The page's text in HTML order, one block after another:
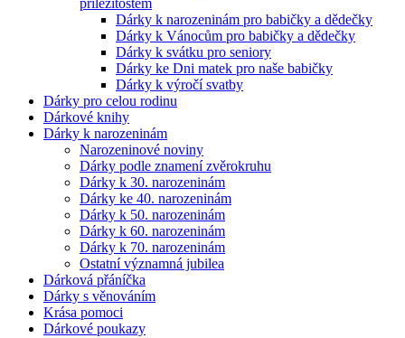
příležitostem
Dárky k narozeninám pro babičky a dědečky
Dárky k Vánocům pro babičky a dědečky
Dárky k svátku pro seniory
Dárky ke Dni matek pro naše babičky
Dárky k výročí svatby
Dárky pro celou rodinu
Dárkové knihy
Dárky k narozeninám
Narozeninové noviny
Dárky podle znamení zvěrokruhu
Dárky k 30. narozeninám
Dárky ke 40. narozeninám
Dárky k 50. narozeninám
Dárky k 60. narozeninám
Dárky k 70. narozeninám
Ostatní významná jubilea
Dárková přáníčka
Dárky s věnováním
Krása pomoci
Dárkové poukazy